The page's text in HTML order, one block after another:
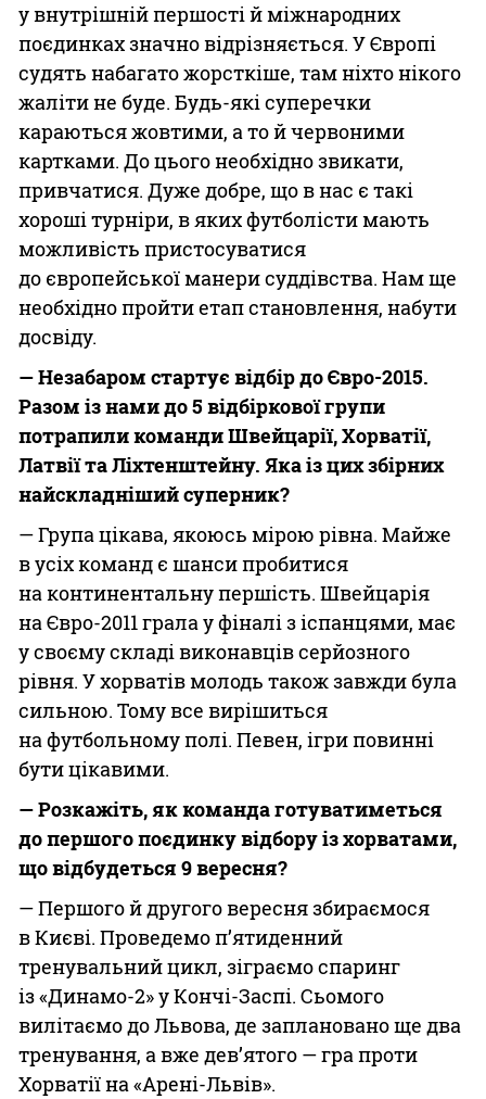
у внутрішній першості й міжнародних
поєдинках значно відрізняється. У Європі
судять набагато жорсткіше, там ніхто нікого
жаліти не буде. Будь-які суперечки
караються жовтими, а то й червоними
картками. До цього необхідно звикати,
привчатися. Дуже добре, що в нас є такі
хороші турніри, в яких футболісти мають
можливість пристосуватися
до європейської манери суддівства. Нам ще
необхідно пройти етап становлення, набути
досвіду.
—Незабаром стартує відбір до Євро-2015.
Разом із нами до 5 відбіркової групи
потрапили команди Швейцарії, Хорватії,
Латвії та Ліхтенштейну. Яка із цих збірних
найскладніший суперник?
— Група цікава, якоюсь мірою рівна. Майже
в усіх команд є шанси пробитися
на континентальну першість. Швейцарія
на Євро-2011 грала у фіналі з іспанцями, має
у своєму складі виконавців серйозного
рівня. У хорватів молодь також завжди була
сильною. Тому все вирішиться
на футбольному полі. Певен, ігри повинні
бути цікавими.
— Розкажіть, як команда готуватиметься
до першого поєдинку відбору із хорватами,
що відбудеться 9 вересня?
— Першого й другого вересня збираємося
в Києві. Проведемо п’ятиденний
тренувальний цикл, зіграємо спаринг
із «Динамо-2» у Кончі-Заспі. Сьомого
вилітаємо до Львова, де заплановано ще два
тренування, а вже дев’ятого — гра проти
Хорватії на «Арені-Львів».